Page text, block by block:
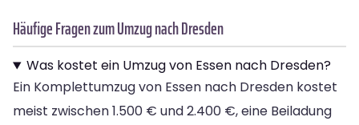
Häufige Fragen zum Umzug nach Dresden
Was kostet ein Umzug von Essen nach Dresden?
Ein Komplettumzug von Essen nach Dresden kostet
meist zwischen 1.500 € und 2.400 €, eine Beiladung